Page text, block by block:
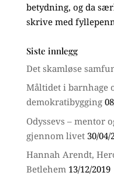
betydning, og da
skrive med
Siste innlegg
Det skamløse
Måltidet i barnhage
demokratibygging
Odyssevs – mentor
gjennom livet 30/04/
Hannah Arendt,
Betlehem 13/12/2019